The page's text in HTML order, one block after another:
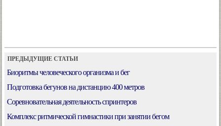
ПРЕДЫДУЩИЕ СТАТЬИ
Биоритмы человеческого организма и бег
Подготовка бегунов на дистанцию 400 метров
Соревновательная деятельность спринтеров
Комплекс ритмической гимнастики при занятии бегом